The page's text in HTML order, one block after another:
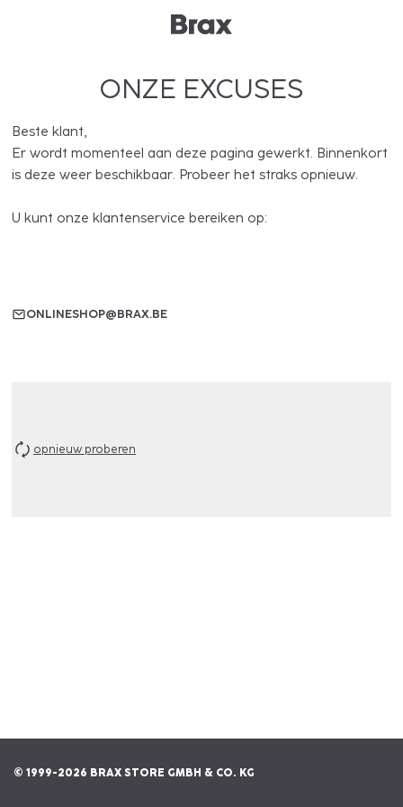
ONZE EXCUSES
Beste klant,
Er wordt momenteel aan deze pagina gewerkt. Binnenkort
is deze weer beschikbaar. Probeer het straks opnieuw.
U kunt onze klantenservice bereiken op:
ONLINESHOP@BRAX.BE
opnieuw proberen
© 1999-2026 BRAX STORE GMBH & CO. KG